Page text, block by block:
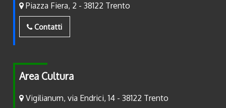
Piazza Fiera, 2 - 38122 Trento
Contatti
Area Cultura
Vigilianum, via Endrici, 14 - 38122 Trento